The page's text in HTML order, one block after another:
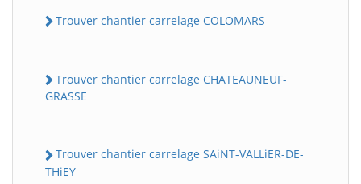
Trouver chantier carrelage COLOMARS
Trouver chantier carrelage CHATEAUNEUF-
GRASSE
Trouver chantier carrelage SAiNT-VALLiER-DE-
THiEY